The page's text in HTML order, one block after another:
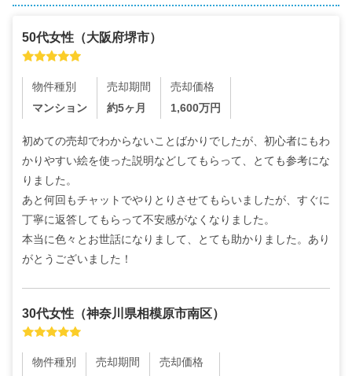
50代女性 （大阪府堺市）
物件種別
マンション
売却期間
約5ヶ月
売却価格
1,600万円
初めての売却でわからないことばかりでしたが、初心者にもわ
かりやすい絵を使った説明などしてもらって、とても参考にな
りました。
あと何回もチャットでやりとりさせてもらいましたが、すぐに
丁寧に返答してもらって不安感がなくなりました。
本当に色々とお世話になりまして、とても助かりました。あり
がとうございました！
30代女性 （神奈川県相模原市南区）
物件種別
売却期間
売却価格